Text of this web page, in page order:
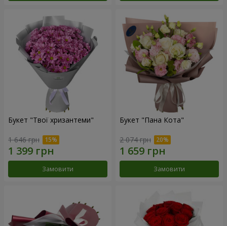
Букет "Твої хризантеми"
1 646 грн
Замовити
Букет "Пана Кота"
2 074 грн
Замовити